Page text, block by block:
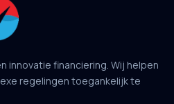
innovatie financiering. Wij helpen
regelingen toegankelijk te